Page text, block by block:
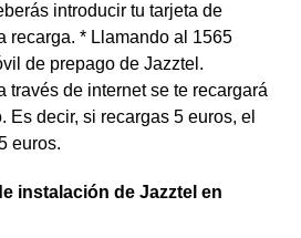
introducir tu tarjeta de
recarga. * Llamando al 1565
de prepago de Jazztel.
través de internet se te recargará
Es decir, si recargas 5 euros, el
euros.
instalación de Jazztel en